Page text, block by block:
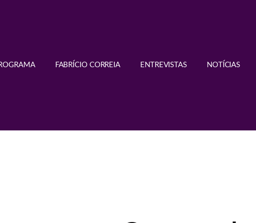
FABRÍCIO CORREIA ENTREVISTAS NOTÍCIAS